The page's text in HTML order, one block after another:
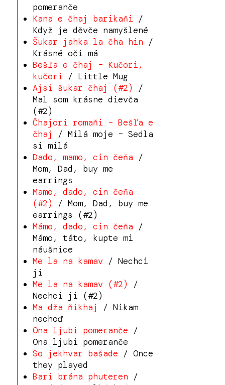
pomeranče
Kana e čhaj barikaňi /
Když je děvče namyšlené
Šukar jahka la čha hin /
Krásné oči má
Bešľa e čhaj – Kučori,
kučori / Little Mug
Ajsi šukar čhaj (#2)
/
Mal som krásne dievča
(#2)
Čhajori romaňi – Bešľa e
čhaj
/ Milá moje – Sedla
si milá
Dado, mamo, cin čeňa /
Mom, Dad, buy me
earrings
Mamo, dado, cin čeňa
(#2)
/ Mom, Dad, buy me
earrings (#2)
Mámo, dado, cin čeňa /
Mámo, táto, kupte mi
náušnice
Me la na kamav/ Nechci
ji
Me la na kamav (#2)
/
Nechci ji (#2)
Ma dža ňikhaj
/ Nikam
nechoď
Ona ljubi pomeranče /
Ona ljubi pomeranče
So jekhvar bašade / Once
they played
Bari brána phuteren /